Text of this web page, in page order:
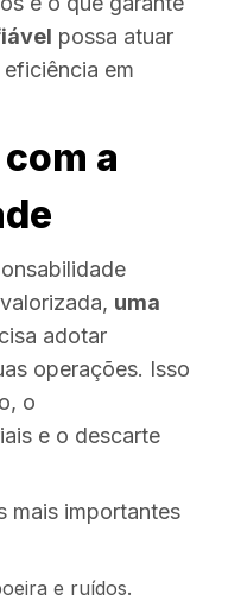
possa atuar
em
a
uma
adotar
operações. Isso
o
e o descarte
mais importantes
e ruídos.